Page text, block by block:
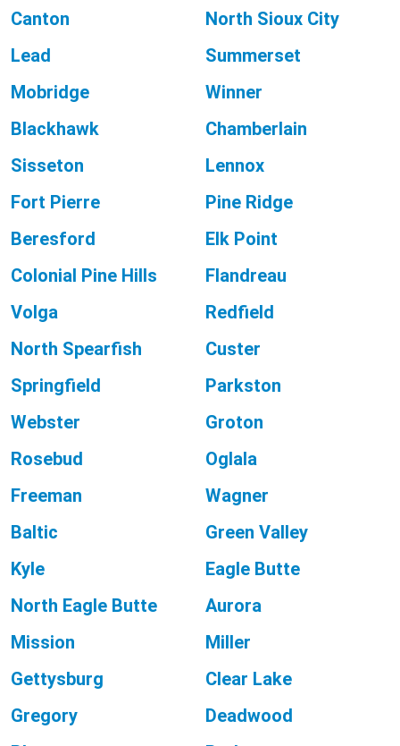
Canton
North Sioux City
Lead
Summerset
Mobridge
Winner
Blackhawk
Chamberlain
Sisseton
Lennox
Fort Pierre
Pine Ridge
Beresford
Elk Point
Colonial Pine Hills
Flandreau
Volga
Redfield
North Spearfish
Custer
Springfield
Parkston
Webster
Groton
Rosebud
Oglala
Freeman
Wagner
Baltic
Green Valley
Kyle
Eagle Butte
North Eagle Butte
Aurora
Mission
Miller
Gettysburg
Clear Lake
Gregory
Deadwood